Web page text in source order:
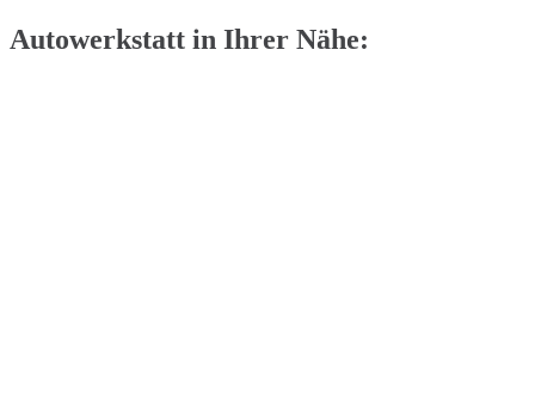
Autowerkstatt in Ihrer Nähe: